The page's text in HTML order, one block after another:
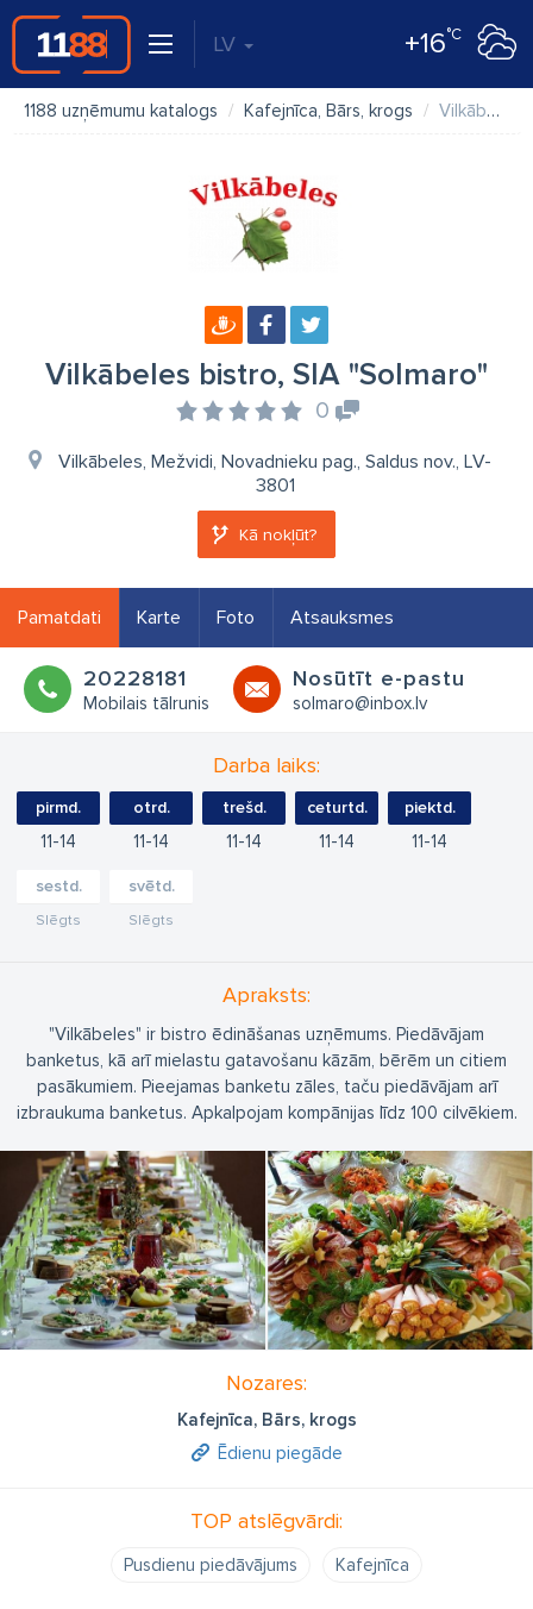
LV +16°C
1188 uzņēmumu katalogs Kafejnīca, Bārs, krogs Vilkābeles bistro, SIA "Solmaro"
Vilkābeles bistro, SIA "Solmaro"
0
Vilkābeles, Mežvidi, Novadnieku pag., Saldus nov., LV-
3801
Kā nokļūt?
Pamatdati Karte Foto Atsauksmes
20228181
Mobilais tālrunis
Nosūtīt e-pastu
solmaro@inbox.lv
Darba laiks:
pirmd.
11 14
otrd.
11 14
trešd.
11 14
ceturtd.
11 14
piektd.
11 14
sestd.
Slēgts
svētd.
Slēgts
Apraksts:
"Vilkābeles" ir bistro ēdināšanas uzņēmums. Piedāvājam
banketus, kā arī mielastu gatavošanu kāzām, bērēm un citiem
pasākumiem. Pieejamas banketu zāles, taču piedāvājam arī
izbraukuma banketus. Apkalpojam kompānijas līdz 100 cilvēkiem.
Nozares:
Kafejnīca, Bārs, krogs
Ēdienu piegāde
TOP atslēgvārdi:
Pusdienu piedāvājums Kafejnīca